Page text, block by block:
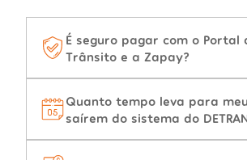
É seguro pagar com o Portal
Trânsito e a Zapay?
Quanto tempo leva para
saírem do sistema do